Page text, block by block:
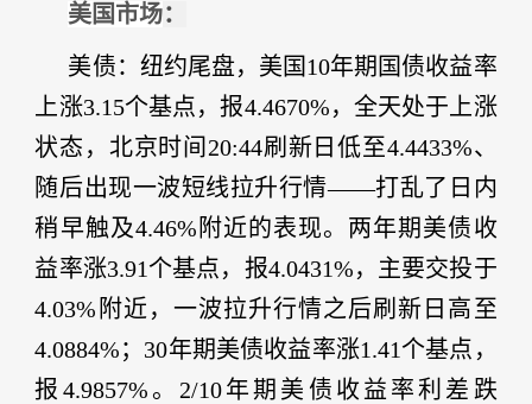
美国市场：
美债：纽约尾盘，美国 10年期国债收益率
上涨3.15个基点，报4.4670%，全天处于上涨
状态，北京时间20:44刷新日低至4.4433%、
随后出现一波短线拉升行情——打乱了日内
稍早触及4.46%附近的表现。两年期美债收
益率涨3.91个基点，报4.0431%，主要交投于
4.03%附近，一波拉升行情之后刷新日高至
4.0884%；30年期美债收益率涨1.41个基点，
报4.9857%。2/10年期美债收益率利差跌